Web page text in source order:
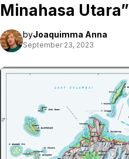
Minahasa Utara”
byJoaquimma Anna
September 23, 2023